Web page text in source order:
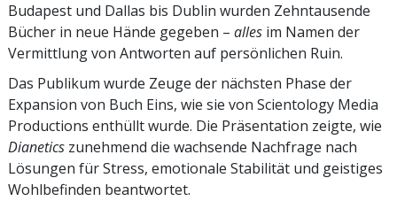
Budapest und Dallas bis Dublin wurden Zehntausende
Bücher in neue Hände gegeben – alles im Namen der
Vermittlung von Antworten auf persönlichen Ruin.
Das Publikum wurde Zeuge der nächsten Phase der
Expansion von Buch Eins, wie sie von Scientology Media
Productions enthüllt wurde. Die Präsentation zeigte, wie
Dianetics zunehmend die wachsende Nachfrage nach
Lösungen für Stress, emotionale Stabilität und geistiges
Wohlbefinden beantwortet.